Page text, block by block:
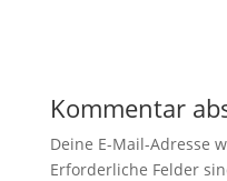
Kommentar
Deine E-Mail-Adresse
Erforderliche Felder